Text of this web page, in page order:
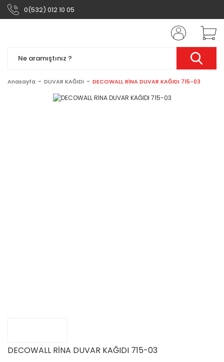
0(532) 012 10 05
Anasayfa DUVAR KAĞIDI DECOWALL RİNA DUVAR KAĞIDI 715-03
DECOWALL RİNA DUVAR KAĞIDI 715-03